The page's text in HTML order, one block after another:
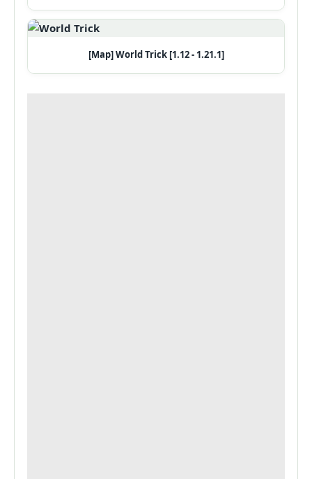
[Map] World Trick [1.12 - 1.21.1]